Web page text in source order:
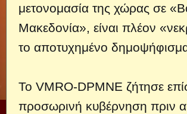
μετονομασία της χώρας σε
Μακεδονία», είναι πλέον
το αποτυχημένο
Το VMRO-DPMNE ζήτησε
προσωρινή κυβέρνηση πριν